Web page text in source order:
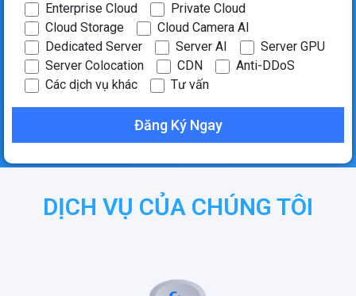
Enterprise Cloud
Private Cloud
Cloud Storage
Cloud Camera AI
Dedicated Server
Server AI
Server GPU
Server Colocation
CDN
Anti-DDoS
Các dịch vụ khác
Tư vấn
DỊCH VỤ CỦA CHÚNG TÔI